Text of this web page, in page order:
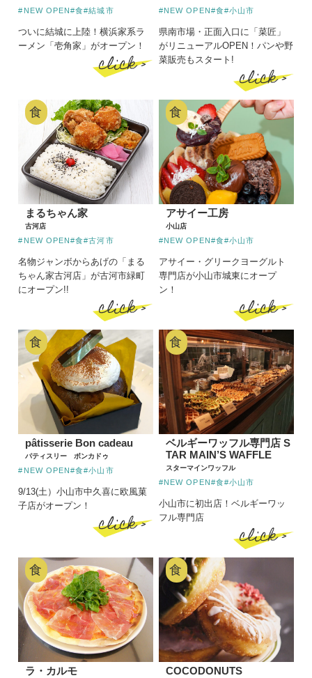
#NEW OPEN#食#結城市
ついに結城に上陸！横浜家系ラ
ーメン「壱角家」がオープン！
click >
#NEW OPEN#食#小山市
県南市場・正面入口に「菜匠」
がリニューアルOPEN！パンや野
菜販売もスタート!
click >
食
まるちゃん家
古河店
#NEW OPEN#食#古河市
名物ジャンボからあげの「まる
ちゃん家古河店」が古河市緑町
にオープン!!
click >
食
アサイー工房
小山店
#NEW OPEN#食#小山市
アサイー・グリークヨーグルト
専門店が小山市城東にオープ
ン！
click >
食
pâtisserie Bon cadeau
パティスリー ボンカドゥ
#NEW OPEN#食#小山市
9/13(土）小山市中久喜に欧風菓
子店がオープン！
click >
食
ベルギーワッフル専門店 S
TAR MAIN’S WAFFLE
スターマインワッフル
#NEW OPEN#食#小山市
小山市に初出店！ベルギーワッ
フル専門店
click >
食
ラ・カルモ
食
COCODONUTS